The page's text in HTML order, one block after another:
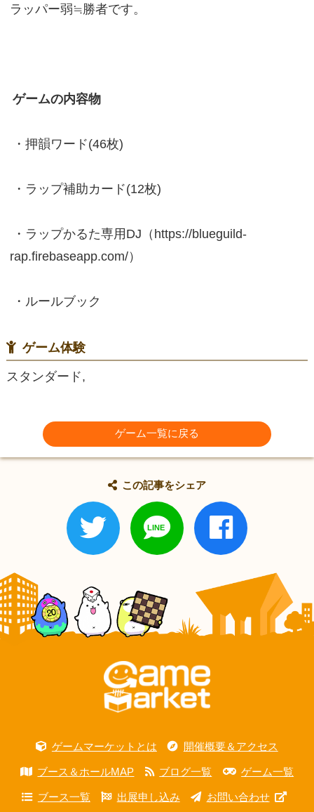
ラッパー弱≒勝者です。
ゲームの内容物
・押韻ワード(46枚)
・ラップ補助カード(12枚)
・ラップかるた専用DJ（https://blueguild-
rap.firebaseapp.com/）
・ルールブック
ゲーム体験
スタンダード,
ゲーム一覧に戻る
この記事をシェア
ゲームマーケットとは 開催概要＆アクセス
ブース＆ホールMAP ブログ一覧 ゲーム一覧
ブース一覧 出展申し込み お問い合わせ